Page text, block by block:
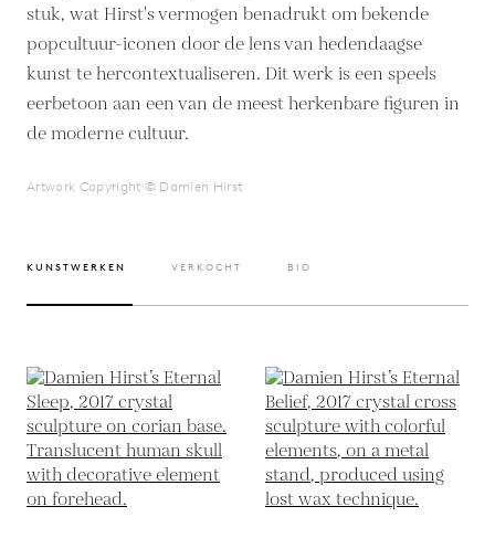
stuk, wat Hirst's vermogen benadrukt om bekende
popcultuur-iconen door de lens van hedendaagse
kunst te hercontextualiseren. Dit werk is een speels
eerbetoon aan een van de meest herkenbare figuren in
de moderne cultuur.
Artwork Copyright © Damien Hirst
KUNSTWERKEN VERKOCHT BIO